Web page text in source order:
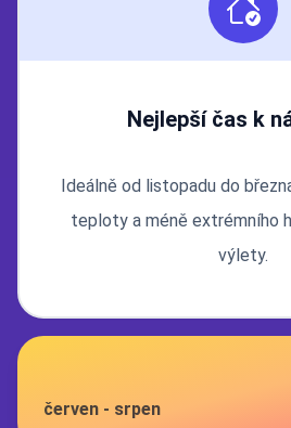
Nejlepší čas k
Ideálně od listopadu do
teploty a méně extrémního
výlety.
červen - srpen